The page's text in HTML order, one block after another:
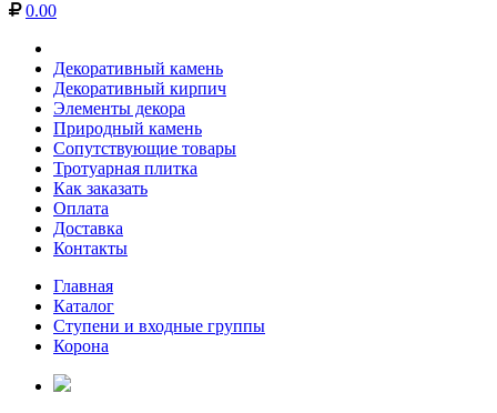
0.00
Декоративный камень
Декоративный кирпич
Элементы декора
Природный камень
Сопутствующие товары
Тротуарная плитка
Как заказать
Оплата
Доставка
Контакты
Главная
Каталог
Ступени и входные группы
Корона